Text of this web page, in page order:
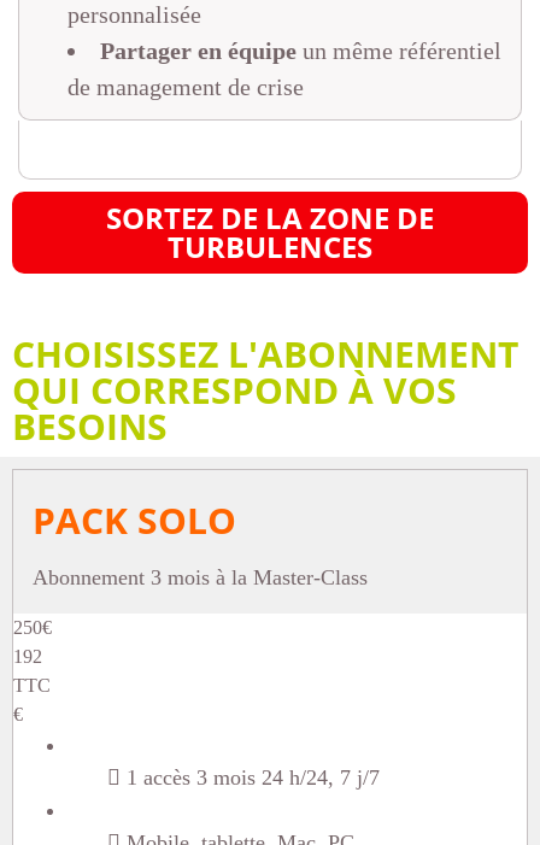
personnalisée
Partager en équipe un même référentiel
de management de crise
SORTEZ DE LA ZONE DE
TURBULENCES
CHOISISSEZ L'ABONNEMENT
QUI CORRESPOND À VOS
BESOINS
PACK SOLO
Abonnement 3 mois à la Master-Class
250€
192
TTC
€
1 accès 3 mois 24 h/24, 7 j/7